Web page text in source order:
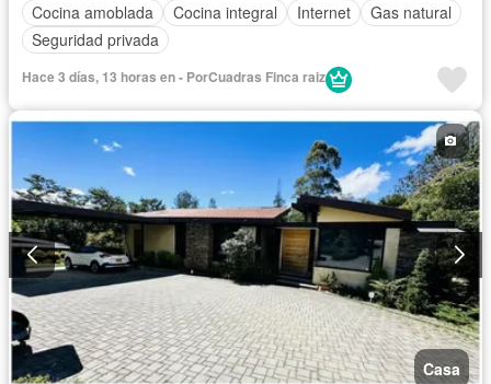
Cocina amoblada
Cocina integral Internet
Gas natural
Seguridad privada
Hace 3 días, 13 horas en - PorCuadras Finca raiz
Casa